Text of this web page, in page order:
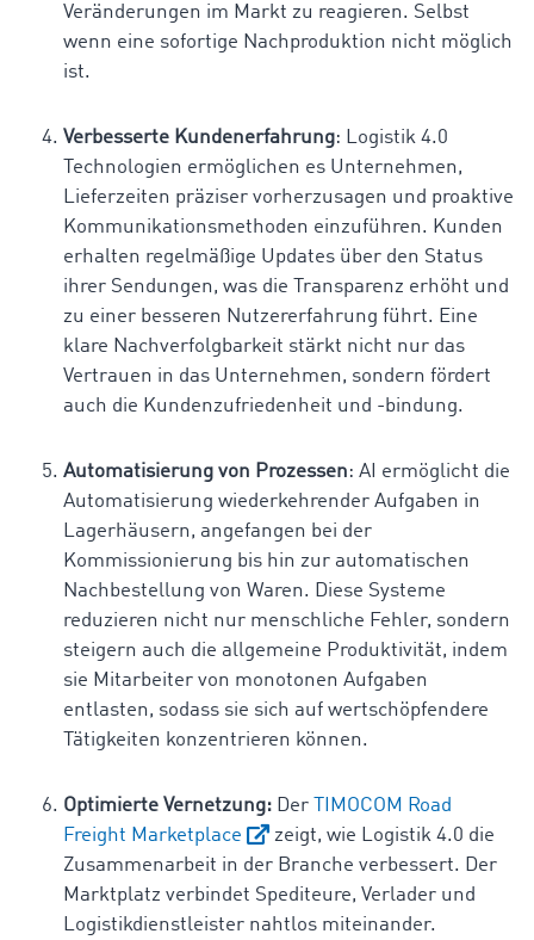
Veränderungen im Markt zu reagieren. Selbst
wenn eine sofortige Nachproduktion nicht möglich
ist.
Verbesserte Kundenerfahrung: Logistik 4.0
Technologien ermöglichen es Unternehmen,
Lieferzeiten präziser vorherzusagen und proaktive
Kommunikationsmethoden einzuführen. Kunden
erhalten regelmäßige Updates über den Status
ihrer Sendungen, was die Transparenz erhöht und
zu einer besseren Nutzererfahrung führt. Eine
klare Nachverfolgbarkeit stärkt nicht nur das
Vertrauen in das Unternehmen, sondern fördert
auch die Kundenzufriedenheit und -bindung.
Automatisierung von Prozessen: AI ermöglicht die
Automatisierung wiederkehrender Aufgaben in
Lagerhäusern, angefangen bei der
Kommissionierung bis hin zur automatischen
Nachbestellung von Waren. Diese Systeme
reduzieren nicht nur menschliche Fehler, sondern
steigern auch die allgemeine Produktivität, indem
sie Mitarbeiter von monotonen Aufgaben
entlasten, sodass sie sich auf wertschöpfendere
Tätigkeiten konzentrieren können.
Optimierte Vernetzung: Der
TIMOCOM Road
Freight Marketplace
zeigt, wie Logistik 4.0 die
Zusammenarbeit in der Branche verbessert. Der
Marktplatz verbindet Spediteure, Verlader und
Logistikdienstleister nahtlos miteinander.